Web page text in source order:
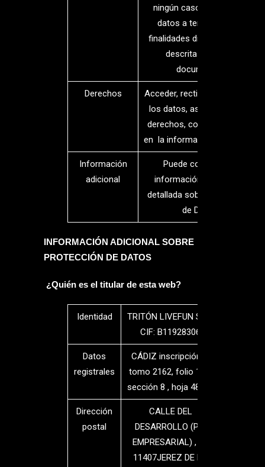
ningún caso se cederán
datos a terceros para
finalidades diferentes a las
descritas en este
documento.
Derechos
Acceder, rectificar y suprimir
los datos, así como otros
derechos, como se explica
en la información adicional.
Información
adicional
Puede consultar la
información adicional y
detallada sobre Protección
de Datos
INFORMACIÓN ADICIONAL SOBRE
PROTECCIÓN DE DATOS
¿Quién es el titular de esta web?
Identidad
TRITÓN LIVEFUN SL –
CIF: B11928306
Datos
registrales
CÁDIZ inscripción 1,
tomo 2162, folio 168,
sección 8 , hoja 48314
Dirección
postal
CALLE DEL
DESARROLLO (PQ.
EMPRESARIAL) , 11
11407JEREZ DE LA